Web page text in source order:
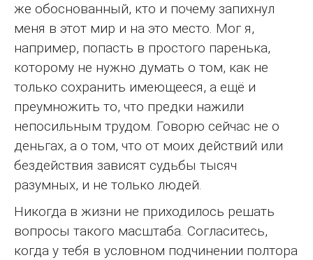
же обоснованный, кто и почему запихнул
меня в этот мир и на это место. Мог я,
например, попасть в простого паренька,
которому не нужно думать о том, как не
только сохранить имеющееся, а ещё и
преумножить то, что предки нажили
непосильным трудом. Говорю сейчас не о
деньгах, а о том, что от моих действий или
бездействия зависят судьбы тысяч
разумных, и не только людей.
Никогда в жизни не приходилось решать
вопросы такого масштаба. Согласитесь,
когда у тебя в условном подчинении полтора